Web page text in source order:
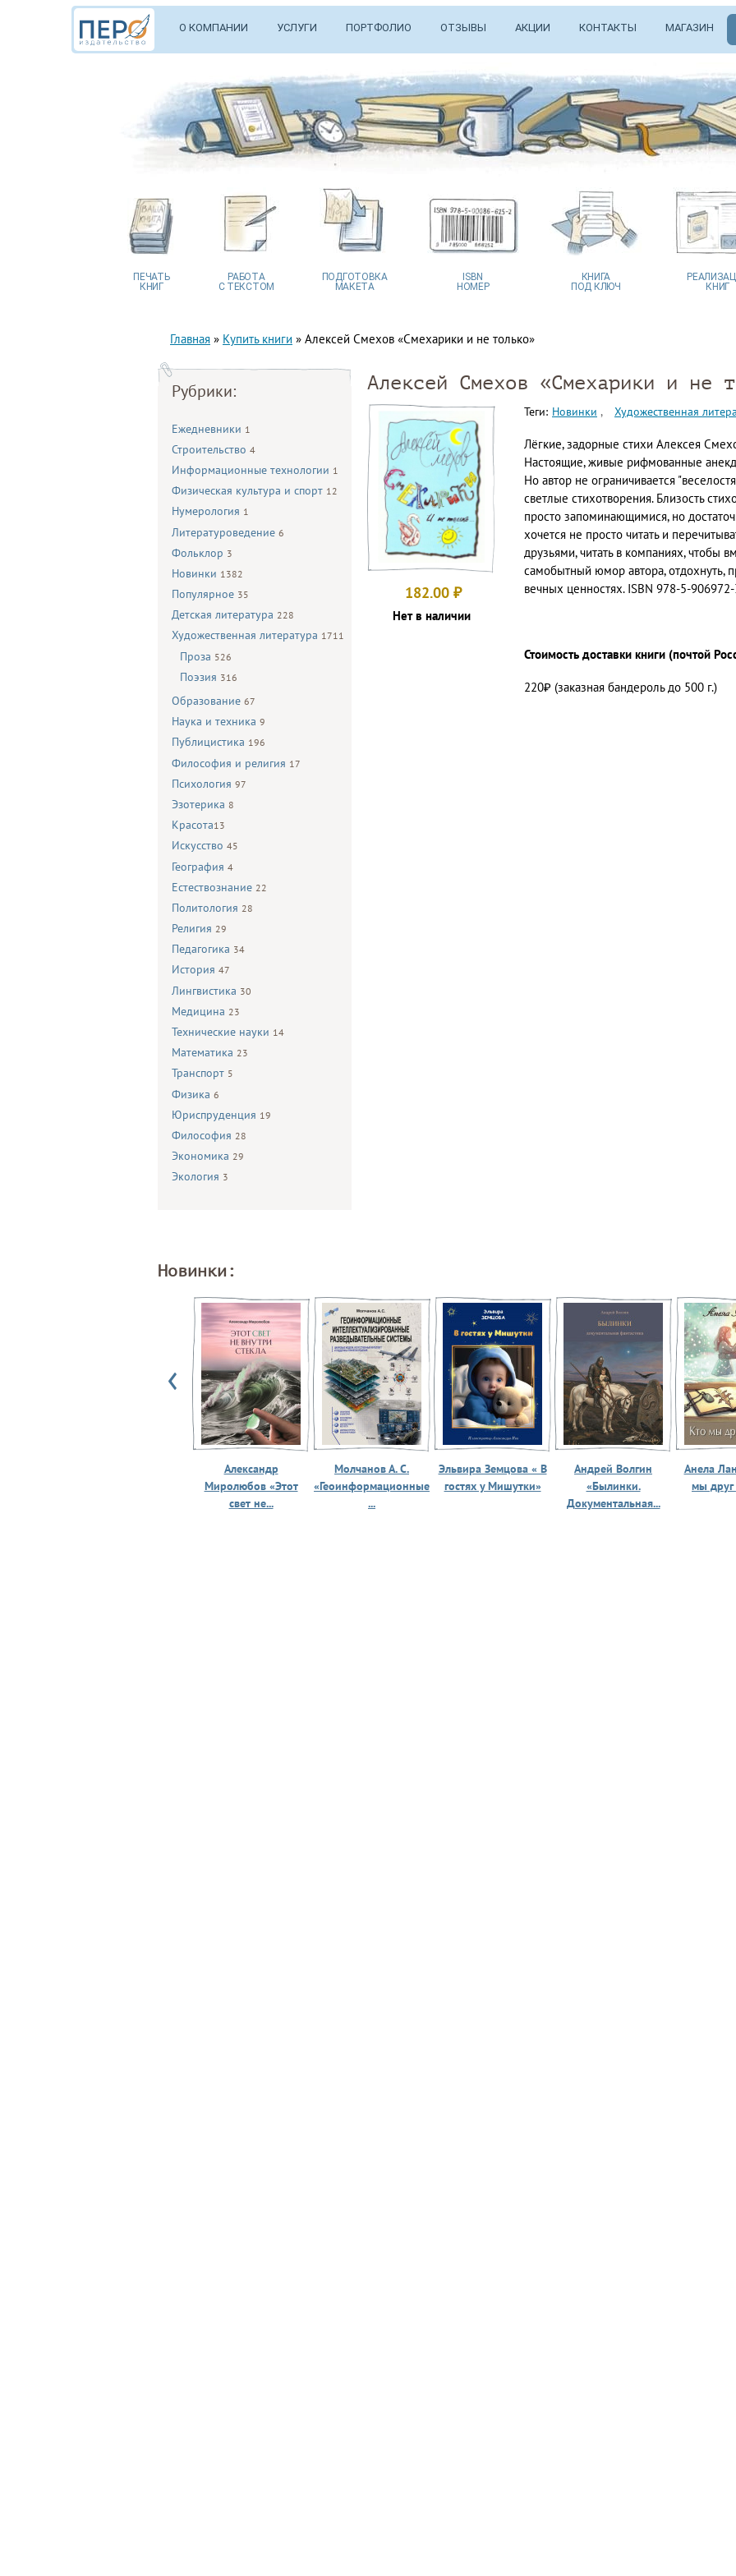
О КОМПАНИИ УСЛУГИ ПОРТФОЛИО ОТЗЫВЫ АКЦИИ КОНТАКТЫ МАГАЗИН
ПЕЧАТЬ
КНИГ
РАБОТА
С ТЕКСТОМ
ПОДГОТОВКА
МАКЕТА
ISBN
НОМЕР
КНИГА
ПОД КЛЮЧ
КНИГ
Главная » Купить книги » Алексей Смехов «Смехарики и не только»
Рубрики:
Ежедневники 1
Строительство 4
Информационные технологии 1
Физическая культура и спорт 12
Нумерология 1
Литературоведение 6
Фольклор 3
Новинки 1382
Популярное 35
Детская литература 228
Художественная литература 1711
Проза 526
Поэзия 316
Образование 67
Наука и техника 9
Публицистика 196
Философия и религия 17
Психология 97
Эзотерика 8
Красота13
Искусство 45
География 4
Естествознание 22
Политология 28
Религия 29
Педагогика 34
История 47
Лингвистика 30
Медицина 23
Технические науки 14
Математика 23
Транспорт 5
Физика 6
Юриспруденция 19
Философия 28
Экономика 29
Экология 3
Алексей Смехов «Смехарики и не
182.00 ₽
Нет в наличии
Теги: Новинки Художественная
Лёгкие, задорные стихи Алексея
Настоящие, живые рифмованные
Но автор не ограничивается
светлые стихотворения. Близость
просто запоминающимися, но
хочется не просто читать и
друзьями, читать в компаниях, чтобы
самобытный юмор автора, отдохнуть,
вечных ценностях. ISBN 978-5-
Стоимость доставки книги (почтой
220₽ (заказная бандероль до 500 г.)
Новинки:
Александр
Миролюбов «Этот
свет не...
Молчанов А. С.
«Геоинформационные
...
Эльвира Земцова « В
гостях у Мишутки»
Андрей Волгин
«Былинки.
Документальная...
Анела
мы друг